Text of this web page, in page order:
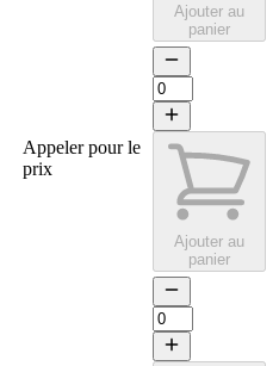
Ajouter au
panier
Appeler pour le
prix
Ajouter au
panier